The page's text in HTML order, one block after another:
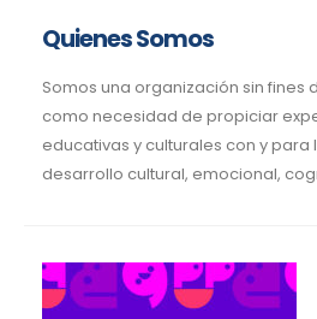
Quienes Somos
Somos una organización sin fines
como necesidad de propiciar
educativas y culturales con y para
desarrollo cultural, emocional,